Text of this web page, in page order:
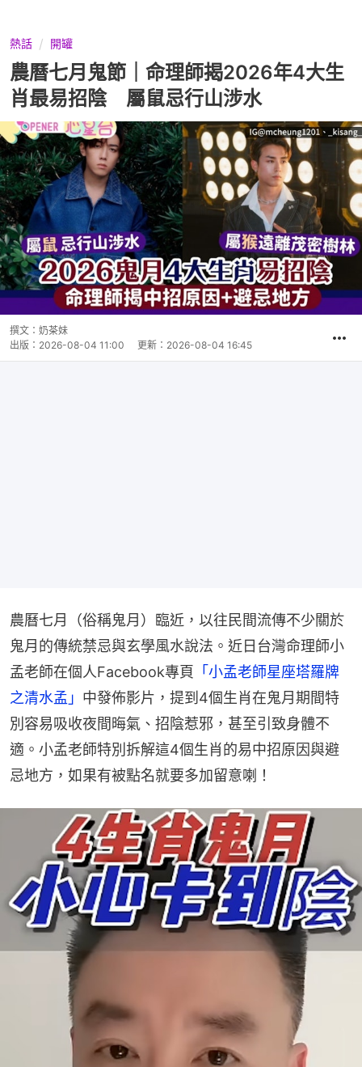
熱話 開罐
農曆七月鬼節｜命理師揭2026年4大生
肖最易招陰 屬鼠忌行山涉水
撰文： 奶茶妹
出版： 2026-08-04 11:00 更新： 2026-08-04 16:45
農曆七月（俗稱鬼月）臨近，以往民間流傳不少關於
鬼月的傳統禁忌與玄學風水說法。近日台灣命理師小
孟老師在個人Facebook專頁 「小孟老師星座塔羅牌
之清水孟」 中發佈影片，提到4個生肖在鬼月期間特
別容易吸收夜間晦氣、招陰惹邪，甚至引致身體不
適。小孟老師特別拆解這4個生肖的易中招原因與避
忌地方，如果有被點名就要多加留意喇！